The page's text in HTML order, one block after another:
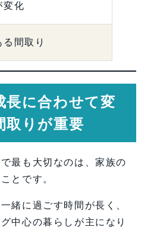
変化
間取り
長に合わせて変
取りが重要
最も大切なのは、家族の
とです。
緒に過ごす時間が長く、
中心の暮らしが主になり